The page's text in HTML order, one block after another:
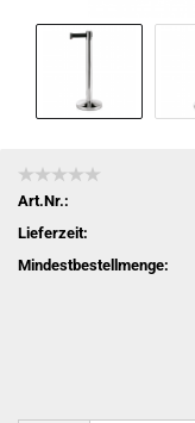
Art.Nr.:
Lieferzeit:
Mindestbestellmenge: